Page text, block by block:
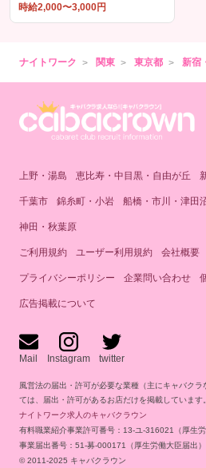
時給2,000〜3,000円
ナイトワーク 関東 東京都 新宿
上野・湯島 恵比寿・中目黒・自由が丘
千葉市 錦糸町・小岩 船橋・市川・津田
神田・秋葉原
ご利用規約 ユーザー利用規約 会社概要
プライバシーポリシー 企業問い合わせ
広告掲載について
Mail Instagram twitter
風営法の届出・許可が必要な業種（主にキャバク
ては、届出・許可があるお店だけを掲載しています。
ナイトワーク求人のキャバクラウン
有料職業紹介事業許可番号：13-ユ-316021（厚生
事業届出番号：51-募-000171（厚生労働大臣届出）
© 2011-2025 キャバクラウン